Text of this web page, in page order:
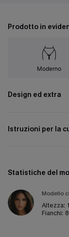
Prodotto in
Moderno
Design ed extra
Istruzioni per la
Statistiche del
Modello
Altezza:
Fianchi: